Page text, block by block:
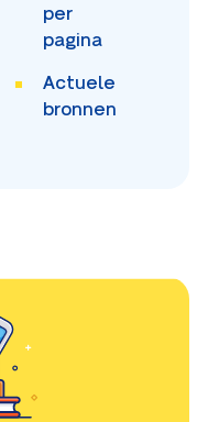
per
pagina
Actuele
bronnen